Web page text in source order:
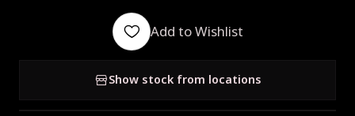
Add to Wishlist
Show stock from locations